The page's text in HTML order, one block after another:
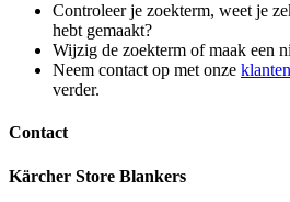
Controleer je zoekterm, weet je
hebt gemaakt?
Wijzig de zoekterm of maak een
Neem contact op met onze
verder.
Contact
Kärcher Store Blankers